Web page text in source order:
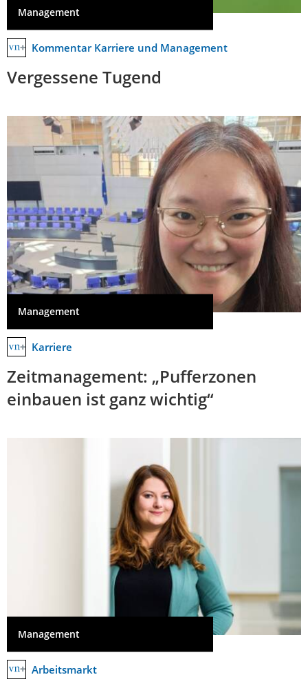
Management
Kommentar Karriere und Management
Vergessene Tugend
Management
Karriere
Zeitmanagement: „Pufferzonen
einbauen ist ganz wichtig“
Management
Arbeitsmarkt